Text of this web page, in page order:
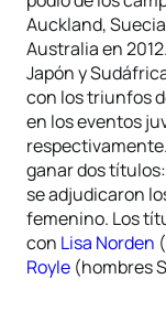
Auckland,
Australia en
Japón y
con los triunfos
en los eventos
ganar dos títulos:
se adjudicaron
femenino. Los
con Lisa Norden
Royle (hombres